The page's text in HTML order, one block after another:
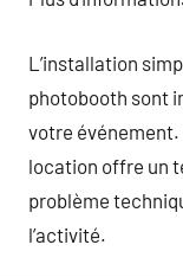
L’installation
photobooth sont
votre événement.
location offre un
problème
l’activité.